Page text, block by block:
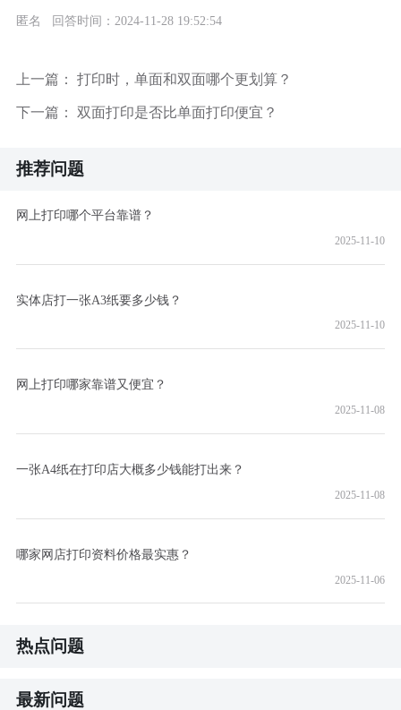
匿名 回答时间：2024-11-28 19:52:54
上一篇： 打印时，单面和双面哪个更划算？
下一篇： 双面打印是否比单面打印便宜？
推荐问题
网上打印哪个平台靠谱？
2025-11-10
实体店打一张A3纸要多少钱？
2025-11-10
网上打印哪家靠谱又便宜？
2025-11-08
一张A4纸在打印店大概多少钱能打出来？
2025-11-08
哪家网店打印资料价格最实惠？
2025-11-06
热点问题
最新问题